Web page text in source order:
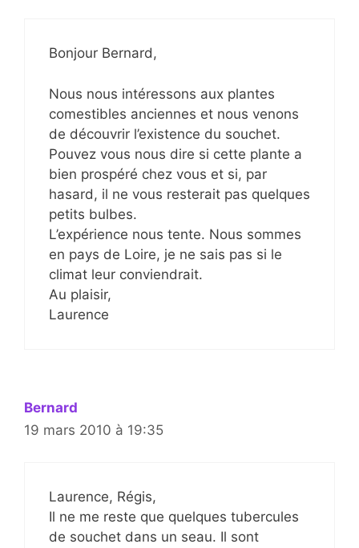
Bonjour Bernard,
Nous nous intéressons aux plantes
comestibles anciennes et nous venons
de découvrir l’existence du souchet.
Pouvez vous nous dire si cette plante a
bien prospéré chez vous et si, par
hasard, il ne vous resterait pas quelques
petits bulbes.
L’expérience nous tente. Nous sommes
en pays de Loire, je ne sais pas si le
climat leur conviendrait.
Au plaisir,
Laurence
Bernard
19 mars 2010 à 19:35
Laurence, Régis,
Il ne me reste que quelques tubercules
de souchet dans un seau. Il sont